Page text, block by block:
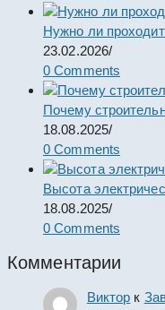
Нужно ли
23.02.2026/
0 Comments
Почему
18.08.2025/
0 Comments
Высота
18.08.2025/
0 Comments
Комментарии
Виктор к